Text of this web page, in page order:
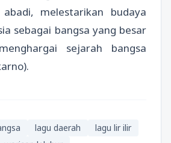
melestarikan budaya
sebagai bangsa yang besar
sejarah bangsa
lagu daerah
lagu lir ilir